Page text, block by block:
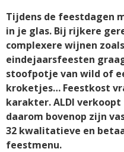
Tijdens de feestdagen
in je glas. Bij rijkere
complexere wijnen
eindejaarsfeesten
stoofpotje van wild of
kroketjes… Feestkost
karakter. ALDI
daarom bovenop zijn
32 kwalitatieve en
feestmenu.